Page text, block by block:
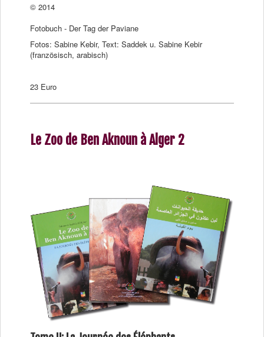
© 2014
Fotobuch - Der Tag der Paviane
Fotos: Sabine Kebir, Text: Saddek u. Sabine Kebir
(französisch, arabisch)
23 Euro
Le Zoo de Ben Aknoun à Alger 2